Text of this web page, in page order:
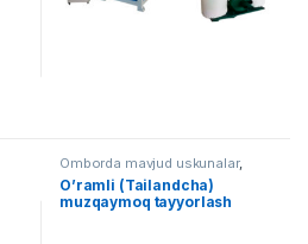
Omborda mavjud uskunalar,
Oziq ovqat
O’ramli (Tailandcha)
muzqaymoq tayyorlash